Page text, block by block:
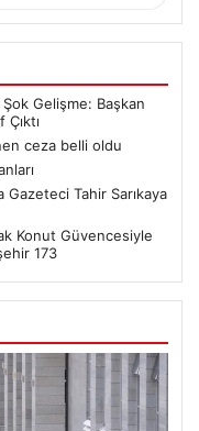
Gelişme: Başkan
ceza belli oldu
Gazeteci Tahir Sarıkaya
Konut Güvencesiyle
173